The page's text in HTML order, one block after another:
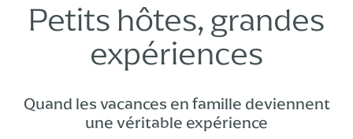
Petits hôtes, grandes
expériences
Quand les vacances en famille deviennent
une véritable expérience